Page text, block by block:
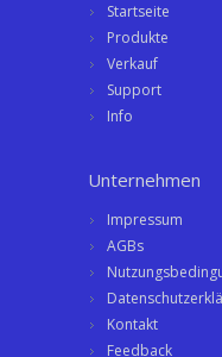
Startseite
Produkte
Verkauf
Support
Info
Unternehmen
Impressum
AGBs
Kontakt
Feedback